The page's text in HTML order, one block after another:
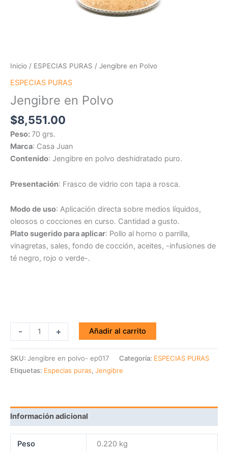
Inicio / ESPECIAS PURAS / Jengibre en Polvo
ESPECIAS PURAS
Jengibre en Polvo
$8,551.00
Peso: 70 grs.
Marca: Casa Juan
Contenido: Jengibre en polvo deshidratado puro.
Presentación: Frasco de vidrio con tapa a rosca.
Modo de uso: Aplicación directa sobre medios líquidos,
oleosos o cocciones en curso. Cantidad a gusto.
Plato sugerido para aplicar: Pollo al horno o parrilla,
vinagretas, sales, fondo de cocción, aceites, -infusiones de
té negro, rojo o verde-.
- + Añadir al carrito
SKU: Jengibre en polvo- ep017 Categoría: ESPECIAS PURAS
Etiquetas: Especias puras, Jengibre
Información adicional
Peso 0.220 kg